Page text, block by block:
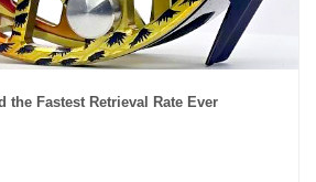
the Fastest Retrieval Rate Ever